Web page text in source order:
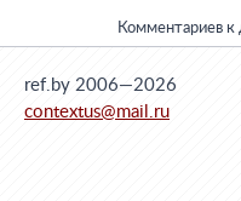
Комментариев к
ref.by 2006—2026
contextus@mail.ru